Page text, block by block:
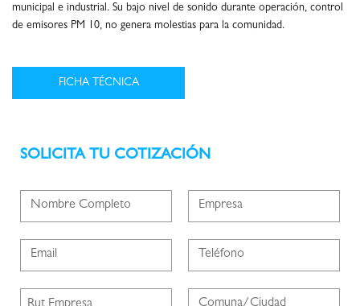
municipal e industrial. Su bajo nivel de sonido durante operación, control
de emisores PM 10, no genera molestias para la comunidad.
SOLICITA TU COTIZACIÓN